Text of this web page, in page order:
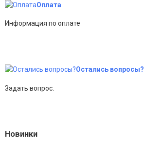
Оплата
Информация по оплате
Остались вопросы?
Задать вопрос.
Новинки